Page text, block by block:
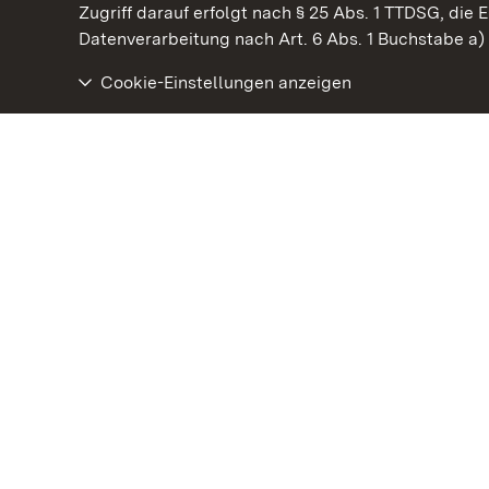
Zugriff darauf erfolgt nach § 25 Abs. 1 TTDSG, die
Datenverarbeitung nach Art. 6 Abs. 1 Buchstabe a)
Cookie-Einstellungen anzeigen
Kommen. Staunen. Genießen.